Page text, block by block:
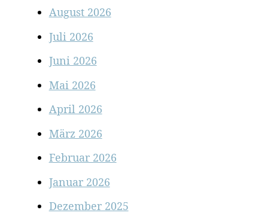
August 2026
Juli 2026
Juni 2026
Mai 2026
April 2026
März 2026
Februar 2026
Januar 2026
Dezember 2025